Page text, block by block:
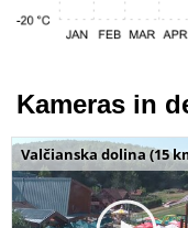
Kameras in
Valčianska dolina (15